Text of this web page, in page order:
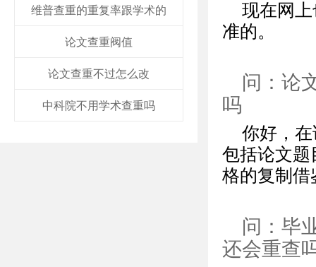
维普查重的重复率跟学术的
论文查重阀值
论文查重不过怎么改
中科院不用学术查重吗
现在网
准的。
问：论
吗
你好，
包括论文题
格的复制借
问：毕
还会重查